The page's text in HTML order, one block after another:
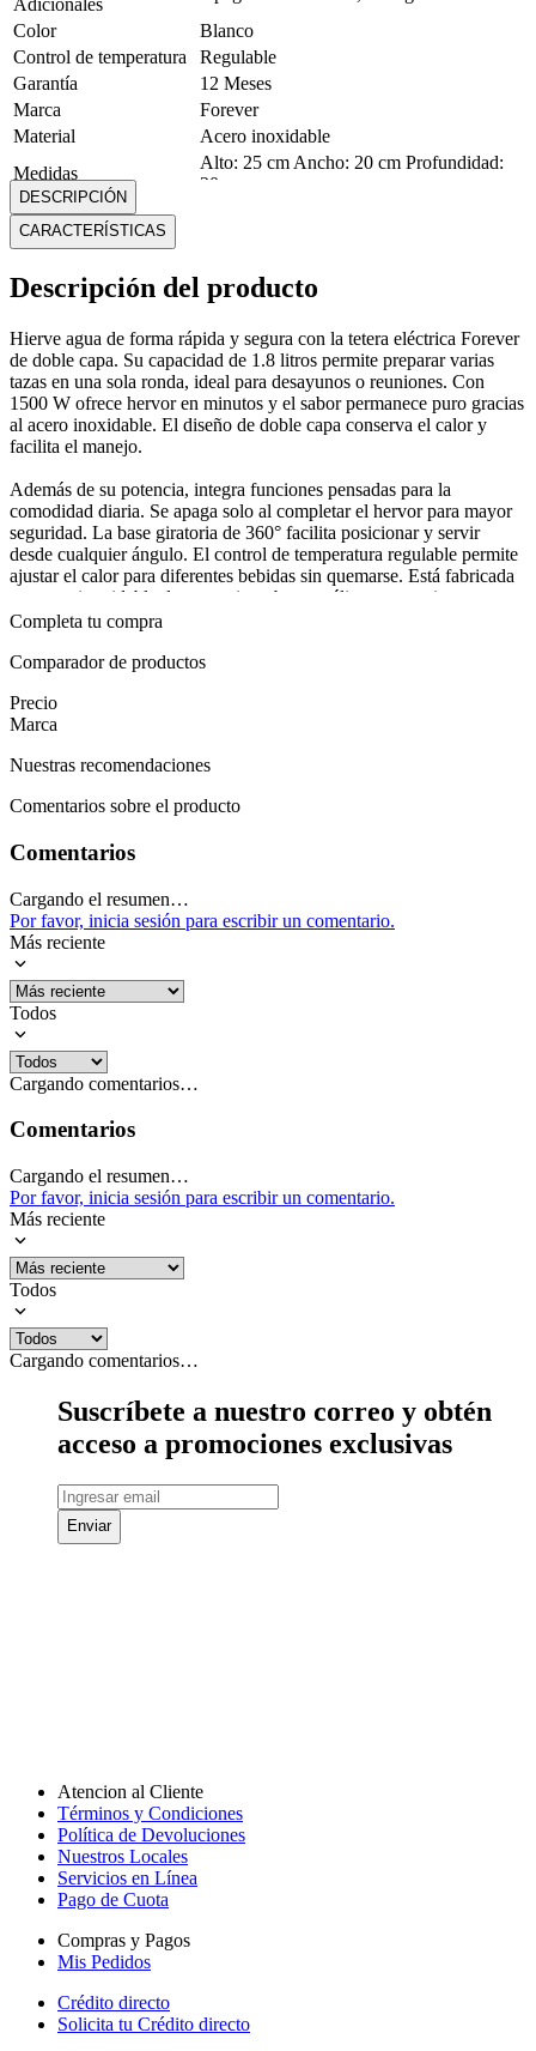
Adicionales
Color
Blanco
Control de temperatura
Regulable
Garantía
12 Meses
Marca
Forever
Material
Acero inoxidable
Medidas
Alto: 25 cm Ancho: 20 cm Profundidad:
20 cm
Modelo
Peso
Mostrar más
DESCRIPCIÓN
CARACTERÍSTICAS
Descripción del producto
Hierve agua de forma rápida y segura con la tetera eléctrica Forever
de doble capa. Su capacidad de 1.8 litros permite preparar varias
tazas en una sola ronda, ideal para desayunos o reuniones. Con
1500 W ofrece hervor en minutos y el sabor permanece puro gracias
al acero inoxidable. El diseño de doble capa conserva el calor y
facilita el manejo.
Además de su potencia, integra funciones pensadas para la
comodidad diaria. Se apaga solo al completar el hervor para mayor
seguridad. La base giratoria de 360° facilita posicionar y servir
desde cualquier ángulo. El control de temperatura regulable permite
ajustar el calor para diferentes bebidas sin quemarse. Está fabricada
en acero inoxidable, lo que evita sabor metálico y garantiza
durabilidad. Su doble capa mantiene el calor por más tiempo y
de la cocina gracias a su acabado limpio y manejo equilibrado. Con
1.8 litros satisface necesidades familiares sin recargas constantes y la
se necesita, basta situarla sobre la base y hervir sin complicaciones
Completa tu compra
Comparador de productos
Precio
Marca
Nuestras recomendaciones
Comentarios sobre el producto
Comentarios
Cargando el resumen…
Por favor, inicia sesión para escribir un comentario.
Más reciente
Todos
Cargando comentarios…
Comentarios
Cargando el resumen…
Por favor, inicia sesión para escribir un comentario.
Más reciente
Todos
Cargando comentarios…
Suscríbete a nuestro correo y obtén
acceso a promociones exclusivas
Enviar
Atencion al Cliente
Términos y Condiciones
Política de Devoluciones
Nuestros Locales
Servicios en Línea
Pago de Cuota
Compras y Pagos
Mis Pedidos
Crédito directo
Solicita tu Crédito directo